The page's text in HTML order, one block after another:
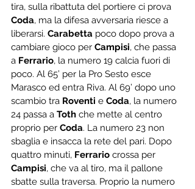
tira, sulla ribattuta del portiere ci prova
Coda, ma la difesa avversaria riesce a
liberarsi. Carabetta poco dopo prova a
cambiare gioco per Campisi, che passa
a Ferrario, la numero 19 calcia fuori di
poco. Al 65’ per la Pro Sesto esce
Marasco ed entra Riva. Al 69’ dopo uno
scambio tra Roventi e Coda, la numero
24 passa a Toth che mette al centro
proprio per Coda. La numero 23 non
sbaglia e insacca la rete del pari. Dopo
quattro minuti, Ferrario crossa per
Campisi, che va al tiro, ma il pallone
sbatte sulla traversa. Proprio la numero